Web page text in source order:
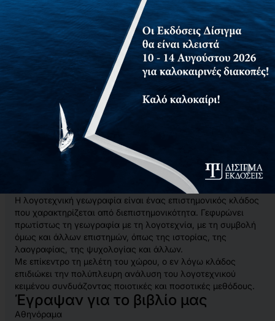
Το παρόν βιβλίο φιλοδοξεί να αποτελέσει ένα εναρκτήριο
λάκτισμα για μια πιο συστηματική και πολυεπίπεδη
ανάλυση του μυθοπλαστικού χώρου στην ελληνική
λογοτεχνία. Η μελέτη των έργων που πραγματοποιείται
επιχειρεί να συμβάλει στην ανάπτυξη του κλάδου της
λογοτεχνικής γεωγραφίας στην Ελλάδα μελετώντας τον
χώρο στα λογοτεχνικά έργα με δυο τρόπους:
με την ανάλυση του αναπαριστάμενου χώρου
εφαρμόζοντας για πρώτη φορά τη γεωκριτική μέθοδο
του Β.Westphal, όπως τη συστηματοποίησε στο έργο
του La Géocritique. Réel, fiction, espace (2007),
με τη χαρτογράφηση του αναπαριστάμενου χώρου
της λογοτεχνίας αντλώντας γεωγραφικές
Η λογοτεχνική γεωγραφία είναι ένας επιστημονικός κλάδος
που χαρακτηρίζεται από διεπιστημονικότητα. Γεφυρώνει
πρωτίστως τη γεωγραφία με τη λογοτεχνία, με τη συμβολή
όμως και άλλων επιστημών, όπως της ιστορίας, της
λαογραφίας, της ψυχολογίας και άλλων.
Με επίκεντρο τη μελέτη του χώρου, ο εν λόγω κλάδος
επιδιώκει την πολύπλευρη ανάλυση του λογοτεχνικού
κειμένου συνδυάζοντας ποιοτικές και ποσοτικές μεθόδους.
Έγραψαν για το βιβλίο μας
Αθηνόραμα